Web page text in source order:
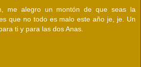
me alegro un montón de que seas la
que no todo es malo este año je, je. Un
ti y para las dos Anas.